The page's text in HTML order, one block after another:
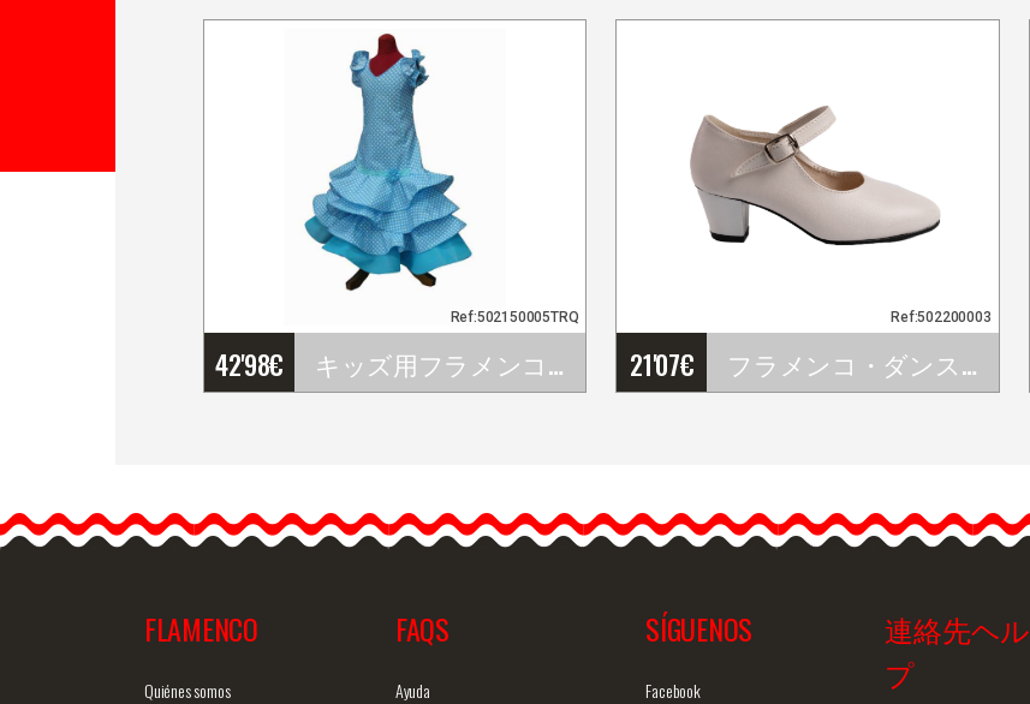
42'98€ キッズ用フラメンコドレスＳＥＶＩＬＬＡモデル ターコイズブルー
Ref:502150005TRQ
21'07€ フラメンコ・ダンスシューズ プラスティックソール ホワイト
Ref:502200003
ール ホワイト
フラメンコダンスシュー
れたシューズでストラッ
プが付いております。…
クイックビュー
FLAMENCO
Quiénes somos
FAQS
Ayuda
SÍGUENOS
Facebook
連絡先ヘル
プ